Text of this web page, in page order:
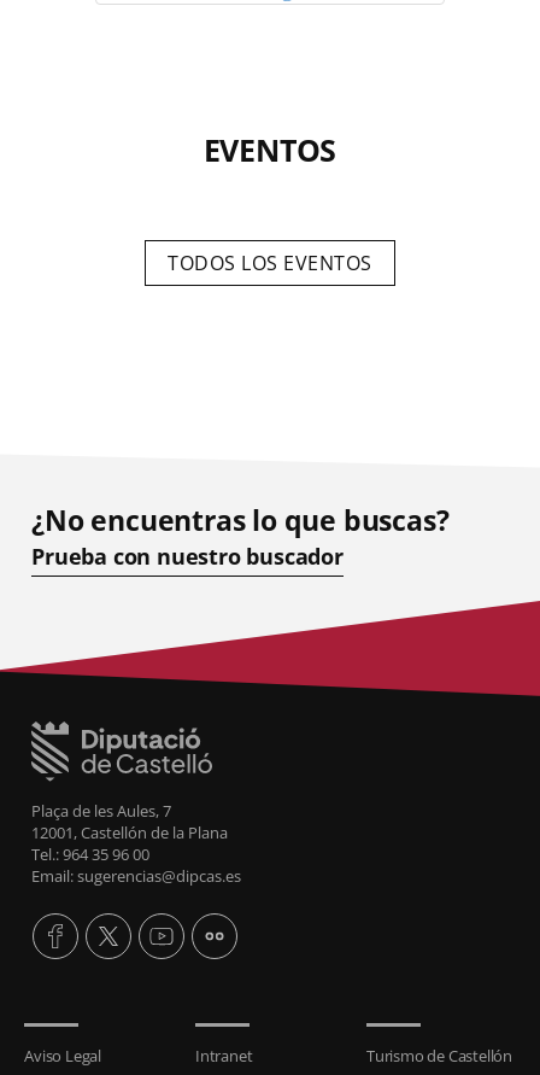
EVENTOS
TODOS LOS EVENTOS
¿No encuentras lo que buscas?
Prueba con nuestro buscador
Plaça de les Aules, 7
12001, Castellón de la Plana
Tel.: 964 35 96 00
Email: sugerencias@dipcas.es
Aviso Legal
Intranet
Turismo de Castellón